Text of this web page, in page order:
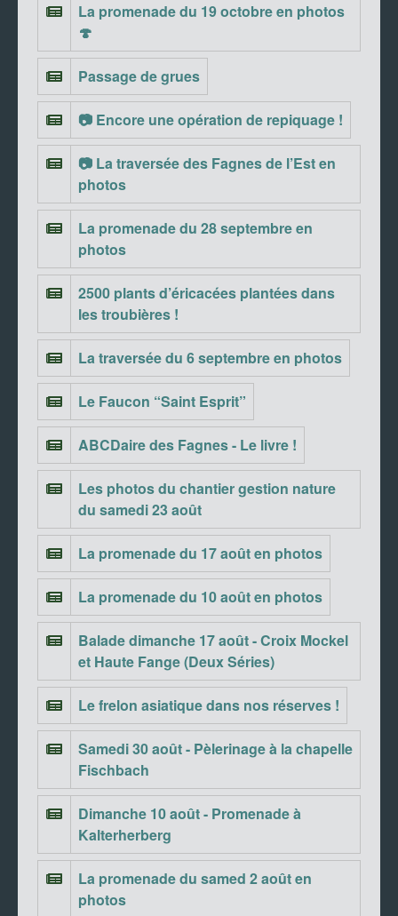
La promenade du 19 octobre en photos
🍄
Passage de grues
📷 Encore une opération de repiquage !
📷 La traversée des Fagnes de l’Est en
photos
La promenade du 28 septembre en
photos
2500 plants d’éricacées plantées dans
les troubières !
La traversée du 6 septembre en photos
Le Faucon “Saint Esprit”
ABCDaire des Fagnes - Le livre !
Les photos du chantier gestion nature
du samedi 23 août
La promenade du 17 août en photos
La promenade du 10 août en photos
Balade dimanche 17 août - Croix Mockel
et Haute Fange (Deux Séries)
Le frelon asiatique dans nos réserves !
Samedi 30 août - Pèlerinage à la chapelle
Fischbach
Dimanche 10 août - Promenade à
Kalterherberg
La promenade du samed 2 août en
photos